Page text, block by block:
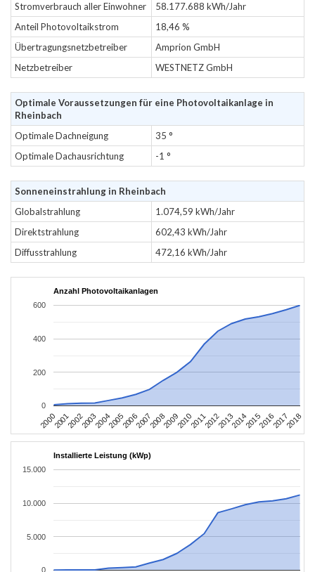
Stromverbrauch aller Einwohner
58.177.688 kWh/Jahr
Anteil Photovoltaikstrom
18,46 %
Übertragungsnetzbetreiber
Amprion GmbH
Netzbetreiber
WESTNETZ GmbH
Optimale Voraussetzungen für eine Photovoltaikanlage in
Rheinbach
Optimale Dachneigung
35 °
Optimale Dachausrichtung
-1 °
Sonneneinstrahlung in Rheinbach
Globalstrahlung
1.074,59 kWh/Jahr
Direktstrahlung
602,43 kWh/Jahr
Diffusstrahlung
472,16 kWh/Jahr
Anzahl Photovoltaikanlagen
2000200120022003200420052006200720082009201020112012201320142015201620172018
0
200
400
600
Installierte Leistung (kWp)
0
5.000
10.000
15.000